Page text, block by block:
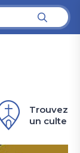
Trouvez
un culte